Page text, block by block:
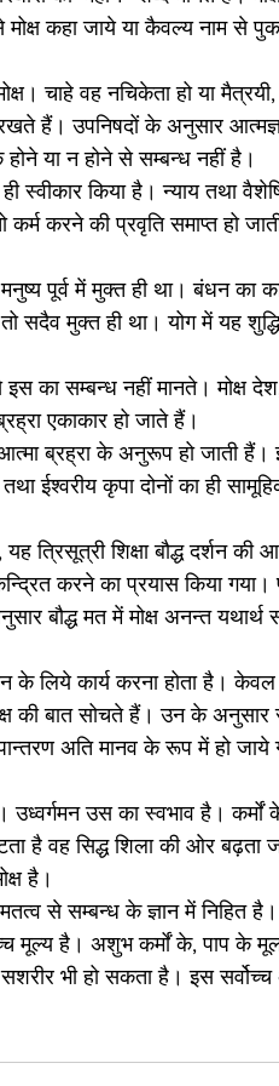
कहा जाये या कैवल्य नाम से
चाहे वह नचिकेता हो या
हैं। उपनिषदों के अनुसार
होने या न होने से सम्बन्ध नहीं है।
स्वीकार किया है। न्याय तथा
कर्म करने की प्रवृति समाप्त हो
पूर्व में मुक्त ही था। बंधन का
सदैव मुक्त ही था। योग में यह
का सम्बन्ध नहीं मानते। मोक्ष
एकाकार हो जाते हैं।
ब्रह्रा के अनुरूप हो जाती
तथा ईश्वरीय कृपा दोनों का ही
त्रिसूत्री शिक्षा बौद्ध दर्शन की
करने का प्रयास किया
बौद्ध मत में मोक्ष अनन्त यथार्थ
के लिये कार्य करना होता है।
की बात सोचते हैं। उन के
अति मानव के रूप में हो
उस का स्वभाव है। कर्मों
है वह सिद्ध शिला की ओर बढ़ता
है।
से सम्बन्ध के ज्ञान में निहित
मूल्य है। अशुभ कर्मों के, पाप के
भी हो सकता है। इस